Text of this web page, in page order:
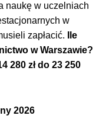
naukę w uczelniach
w
zapłacić. Ile
w Warszawie?
280 zł do 23 250
2026